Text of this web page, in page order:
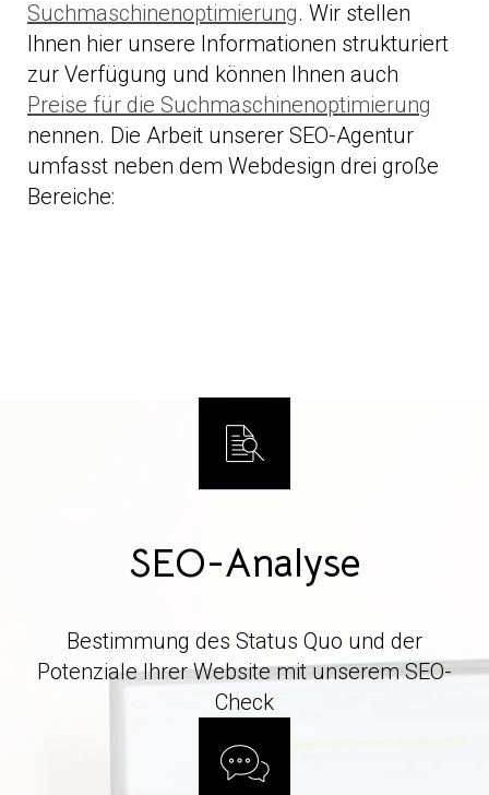
Suchmaschinenoptimierung. Wir stellen
Ihnen hier unsere Informationen strukturiert
zur Verfügung und können Ihnen auch
Preise für die Suchmaschinenoptimierung
nennen. Die Arbeit unserer SEO-Agentur
umfasst neben dem Webdesign drei große
Bereiche:
SEO-Analyse
Bestimmung des Status Quo und der
Potenziale Ihrer Website mit unserem SEO-
Check